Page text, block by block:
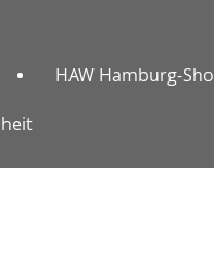
HAW Hamburg-